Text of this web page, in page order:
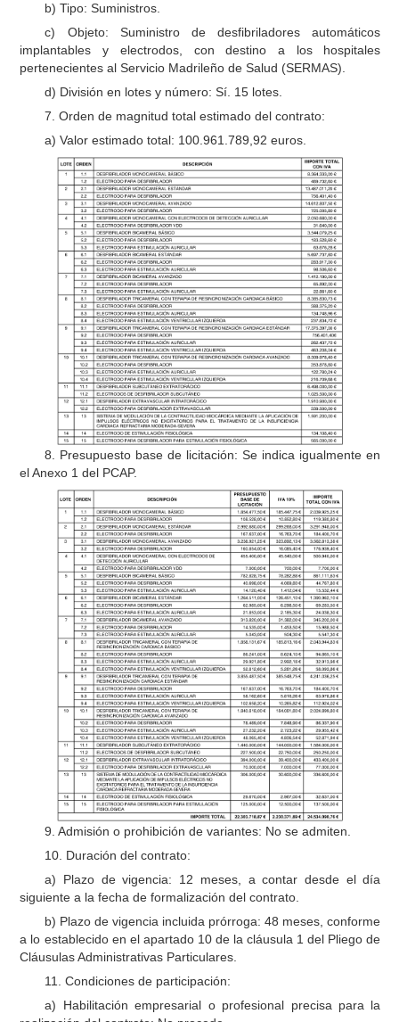
b) Tipo: Suministros.
c) Objeto: Suministro de desfibriladores automáticos
implantables y electrodos, con destino a los hospitales
pertenecientes al Servicio Madrileño de Salud (SERMAS).
d) División en lotes y número: Sí. 15 lotes.
7. Orden de magnitud total estimado del contrato:
a) Valor estimado total: 100.961.789,92 euros.
8. Presupuesto base de licitación: Se indica igualmente en
el Anexo 1 del PCAP.
9. Admisión o prohibición de variantes: No se admiten.
10. Duración del contrato:
a) Plazo de vigencia: 12 meses, a contar desde el día
siguiente a la fecha de formalización del contrato.
b) Plazo de vigencia incluida prórroga: 48 meses, conforme
a lo establecido en el apartado 10 de la cláusula 1 del Pliego de
Cláusulas Administrativas Particulares.
11. Condiciones de participación:
a) Habilitación empresarial o profesional precisa para la